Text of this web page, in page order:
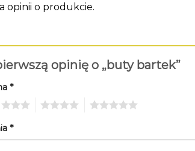
opinii o produkcie.
opinię o „buty bartek”
*
*